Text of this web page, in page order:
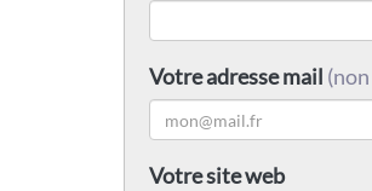
Votre adresse mail
Votre site web